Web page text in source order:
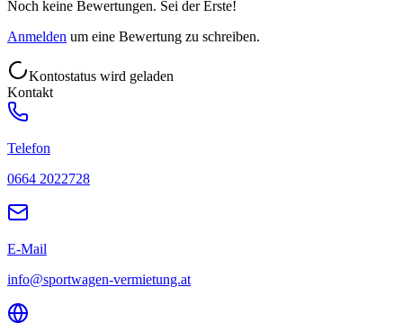
Noch keine Bewertungen. Sei der Erste!
Anmelden um eine Bewertung zu schreiben.
Kontostatus wird geladen
Kontakt
Telefon
0664 2022728
E-Mail
info@sportwagen-vermietung.at